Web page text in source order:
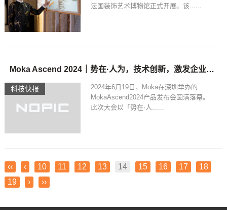
法国装饰艺术博物馆正式开展。该......
科技快报
Moka Ascend 2024｜势在·人为，技术创新，激发企业管理内在效能
2024年6月19日，Moka在深圳举办的
MokaAscend2024产品发布会圆满落幕。
此次大会以「势在·人......
‹‹ ‹ 10 11 12 13 14 15 16 17
18
19
› ››